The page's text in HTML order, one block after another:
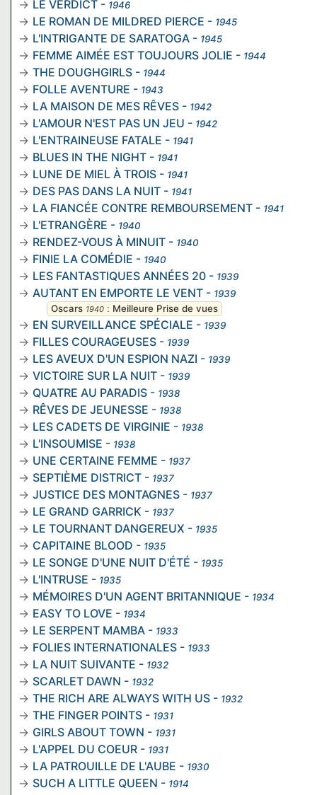
LE VERDICT - 1946
LE ROMAN DE MILDRED PIERCE - 1945
L'INTRIGANTE DE SARATOGA - 1945
FEMME AIMÉE EST TOUJOURS JOLIE - 1944
THE DOUGHGIRLS - 1944
FOLLE AVENTURE - 1943
LA MAISON DE MES RÊVES - 1942
L'AMOUR N'EST PAS UN JEU - 1942
L'ENTRAINEUSE FATALE - 1941
BLUES IN THE NIGHT - 1941
LUNE DE MIEL À TROIS - 1941
DES PAS DANS LA NUIT - 1941
LA FIANCÉE CONTRE REMBOURSEMENT - 1941
L'ETRANGÈRE - 1940
RENDEZ-VOUS À MINUIT - 1940
FINIE LA COMÉDIE - 1940
LES FANTASTIQUES ANNÉES 20 - 1939
AUTANT EN EMPORTE LE VENT - 1939
Oscars 1940 : Meilleure Prise de vues
EN SURVEILLANCE SPÉCIALE - 1939
FILLES COURAGEUSES - 1939
LES AVEUX D'UN ESPION NAZI - 1939
VICTOIRE SUR LA NUIT - 1939
QUATRE AU PARADIS - 1938
RÊVES DE JEUNESSE - 1938
LES CADETS DE VIRGINIE - 1938
L'INSOUMISE - 1938
UNE CERTAINE FEMME - 1937
SEPTIÈME DISTRICT - 1937
JUSTICE DES MONTAGNES - 1937
LE GRAND GARRICK - 1937
LE TOURNANT DANGEREUX - 1935
CAPITAINE BLOOD - 1935
LE SONGE D'UNE NUIT D'ÉTÉ - 1935
L'INTRUSE - 1935
MÉMOIRES D'UN AGENT BRITANNIQUE - 1934
EASY TO LOVE - 1934
LE SERPENT MAMBA - 1933
FOLIES INTERNATIONALES - 1933
LA NUIT SUIVANTE - 1932
SCARLET DAWN - 1932
THE RICH ARE ALWAYS WITH US - 1932
THE FINGER POINTS - 1931
GIRLS ABOUT TOWN - 1931
L'APPEL DU COEUR - 1931
LA PATROUILLE DE L'AUBE - 1930
SUCH A LITTLE QUEEN - 1914